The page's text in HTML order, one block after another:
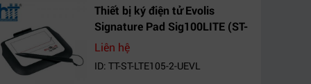
Thiết bị ký điện tử Evolis
Signature Pad Sig100LITE (ST-
LTE105-2-UEVL)
Liên hệ
ID: TT-ST-LTE105-2-UEVL